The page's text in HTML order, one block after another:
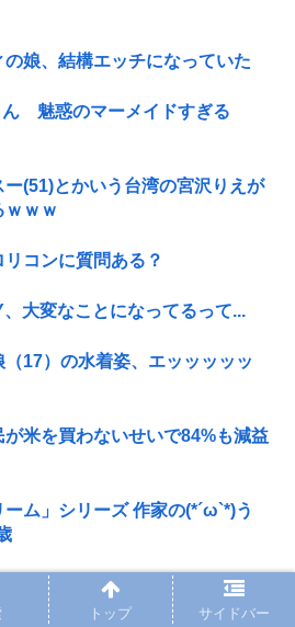
の娘、結構エッチになっていた
ん 魅惑のマーメイドすぎる
ー(51)とかいう台湾の宮沢りえが
ｗｗｗ
コンに質問ある？
大変なことになってるって...
（17）の水着姿、エッッッッッ
米を買わないせいで84%も減益
ーム」シリーズ 作家の(*´ω`*)う
の身体、健康的www
トップ サイドバー